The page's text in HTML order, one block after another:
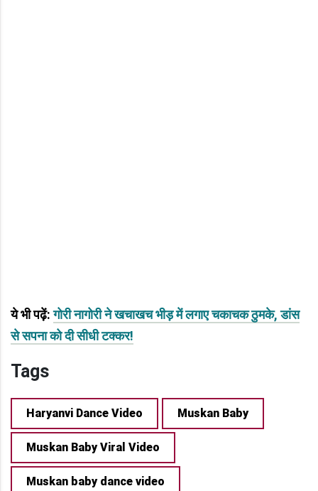
ये भी पढ़ें: गोरी नागोरी ने खचाखच भीड़ में लगाए चकाचक ठुमके, डांस
से सपना को दी सीधी टक्कर!
Tags
Haryanvi Dance Video Muskan Baby
Muskan Baby Viral Video
Muskan baby dance video